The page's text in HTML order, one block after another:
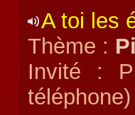
A toi les
Thème :
Invité :
téléphone)